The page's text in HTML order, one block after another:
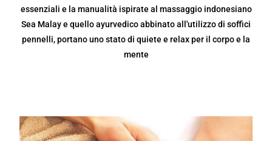
essenziali e la manualità ispirate al massaggio indonesiano
Sea Malay e quello ayurvedico abbinato all'utilizzo di soffici
pennelli, portano uno stato di quiete e relax per il corpo e la
mente